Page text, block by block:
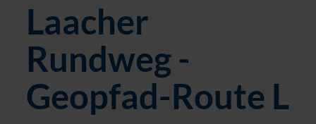
Laacher
Rundweg -
Geopfad-Route L